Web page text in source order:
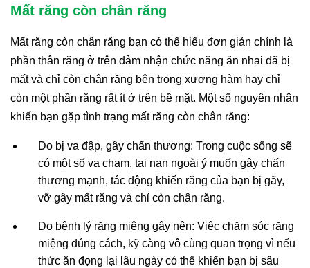
Mất răng còn chân răng
Mất răng còn chân răng bạn có thể hiểu đơn giản chính là
phần thân răng ở trên đảm nhận chức năng ăn nhai đã bị
mất và chỉ còn chân răng bên trong xương hàm hay chỉ
còn một phần răng rất ít ở trên bề mặt. Một số nguyên nhân
khiến bạn gặp tình trạng mất răng còn chân răng:
Do bị va đập, gây chấn thương: Trong cuộc sống sẽ
có một số va chạm, tai nạn ngoài ý muốn gây chấn
thương mạnh, tác động khiến răng của bạn bị gãy,
vỡ gây mất răng và chỉ còn chân răng.
Do bệnh lý răng miệng gây nên: Việc chăm sóc răng
miệng đúng cách, kỹ càng vô cùng quan trọng vì nếu
thức ăn đọng lại lâu ngày có thể khiến bạn bị sâu